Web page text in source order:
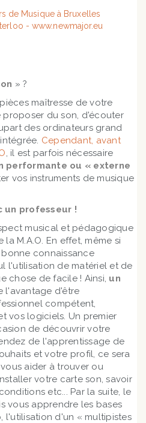
» ?
maîtresse de votre
du son, d'écouter
des ordinateurs grand
Cependant, avant
, il est parfois nécessaire
performante ou « externe
vos instruments de musique
un professeur !
musical et pédagogique
M.A.O. En effet, même si
connaissance
l'utilisation de matériel et de
chose de facile ! Ainsi, un
l'avantage d'être
compétent,
vos logiciels. Un premier
de découvrir votre
de l'apprentissage de
et votre profil, ce sera
aider à trouver ou
votre carte son, savoir
etc... Par la suite, le
vous apprendre les bases
l'utilisation d'un « multipistes